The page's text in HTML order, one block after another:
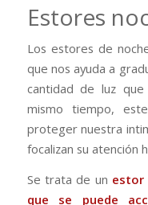
Estores
Los estores de
que nos ayuda a
cantidad de luz
mismo tiempo,
proteger nuestra
focalizan su atención
Se trata de un estor
que se puede